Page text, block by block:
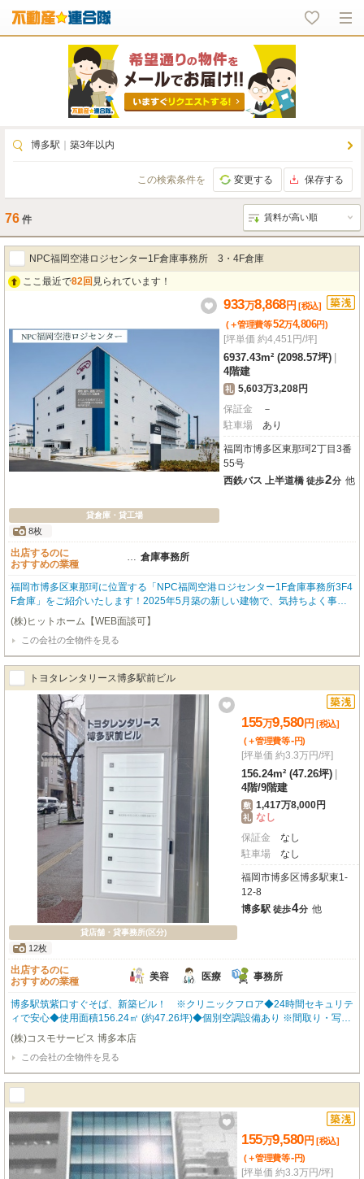
博多駅 築3年以内
この検索条件を 変更する 保存する
76 件
NPC福岡空港ロジセンター1F倉庫事務所 3・4F倉庫
ここ最近で82回 見られています！
貸倉庫・貸工場
8枚
933万8,868円 [税込]
(＋管理費等52万4,806円)
[坪単価 約4,451円/坪]
6937.43m² (2098.57坪)
4階建
礼 5,603万3,208円
保証金
－
駐車場
あり
福岡市博多区東那珂2丁目3番
55号
西鉄バス 上半道橋 徒歩2分 他
出店するのに
おすすめの業種
… 倉庫事務所
福岡市博多区東那珂に位置する「NPC福岡空港ロジセンター1F倉庫事務所3F4
F倉庫」をご紹介いたします！2025年5月築の新しい建物で、気持ちよく事業
をスタートできる築浅物件です。西鉄バス「上半道橋」バス停までわずか徒歩
2分とアクセスしやすく、通勤や物流の拠点としても大変便利ですね。広々と
した1455.51㎡の空間は、倉庫と事務所を兼ね備え、多様なビジネスニーズに
お応えできるでしょう。無料駐車場やエレベーター、給排水設備も完備してお
り、大型車の進入も可能ですので、物流倉庫や作業所として効率的な運営が期
待できます。幹線道路沿いの立地とI.C近くという点も、ビジネスチャンスを
広げる大きな魅力です。業務スーパーが徒歩4分と、日々のちょっとした買い
出しにも困りません。ぜひ一度、この広さと利便性を兼ね備えた理想のビジネ
ス空間を現地でご体感ください。
(株)ヒットホーム【WEB面談可】
この会社の全物件を見る
トヨタレンタリース博多駅前ビル
貸店舗・貸事務所(区分)
12枚
155万9,580円 [税込]
(＋管理費等-円)
[坪単価 約3.3万円/坪]
156.24m² (47.26坪)
4階/9階建
敷 1,417万8,000円
礼 なし
保証金
なし
駐車場
なし
福岡市博多区博多駅東1-
12-8
博多駅 徒歩4分 他
出店するのに
おすすめの業種
美容 医療 事務所
博多駅筑紫口すぐそば、新築ビル！ ※クリニックフロア◆24時間セキュリテ
ィで安心◆使用面積156.24㎡ (約47.26坪)◆個別空調設備あり ※間取り・写真
は現況優先となります。 内覧をご希望の方はお気軽にお申し付けください！
福岡の物件全てご紹介出来ます！！何でもご相談下さい♪
(株)コスモサービス 博多本店
この会社の全物件を見る
155万9,580円 [税込]
(＋管理費等-円)
[坪単価 約3.3万円/坪]